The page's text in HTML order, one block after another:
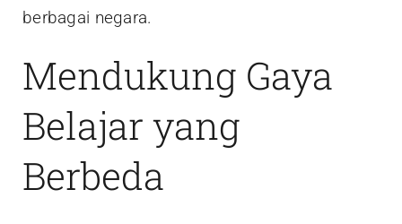
berbagai negara.
Mendukung Gaya
Belajar yang
Berbeda